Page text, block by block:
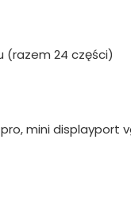
(razem 24 części)
mini displayport